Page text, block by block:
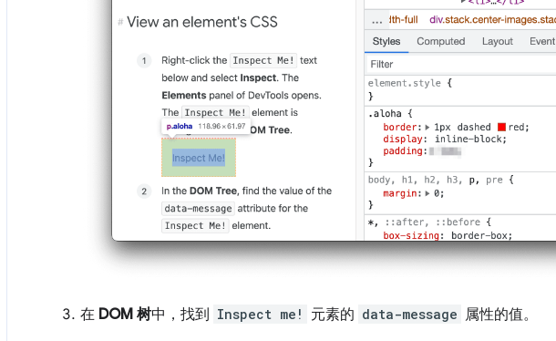
在 DOM 树中，找到 Inspect me! 元素的 data-message 属性的值。